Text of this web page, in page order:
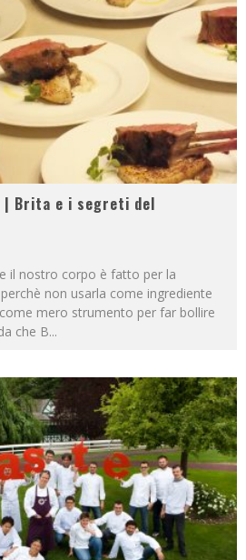
| Brita e i segreti del
il nostro corpo è fatto per la
non usarla come ingrediente
mero strumento per far bollire
che B...